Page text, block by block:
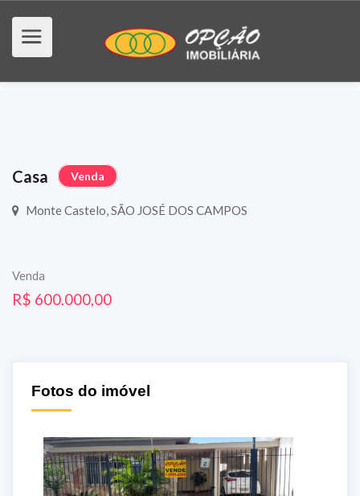
Casa Venda
Monte Castelo, SÃO JOSÉ DOS CAMPOS
Venda
R$ 600.000,00
Fotos do imóvel